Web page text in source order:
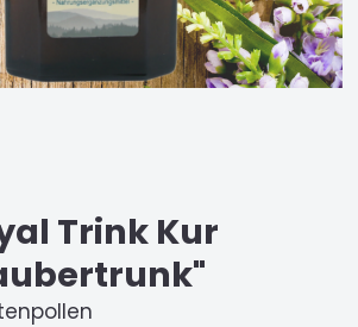
Trink Kur